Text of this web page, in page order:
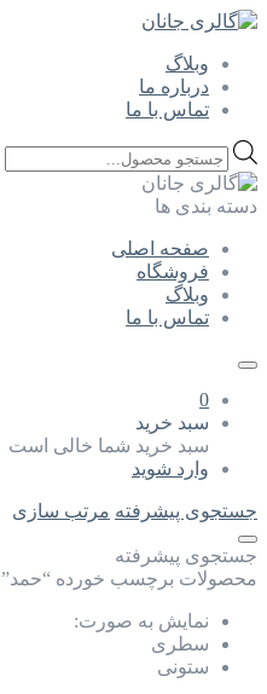
وبلاگ
درباره ما
تماس با ما
Products
search
دسته بندی ها
صفحه اصلی
فروشگاه
وبلاگ
تماس با ما
0
سبد خرید
سبد خرید شما خالی است
وارد شوید
جستجوی پیشرفته مرتب سازی
جستجوی پیشرفته
محصولات برچسب خورده “حمد”
نمایش به صورت:
سطری
ستونی